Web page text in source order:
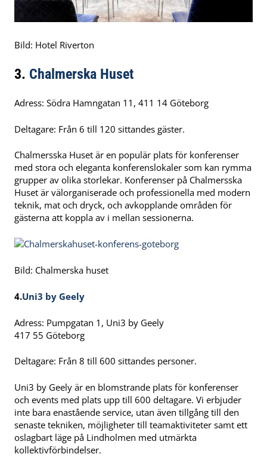
Bild: Hotel Riverton
3. Chalmerska Huset
Adress: Södra Hamngatan 11, 411 14 Göteborg
Deltagare: Från 6 till 120 sittandes gäster.
Chalmersska Huset är en populär plats för konferenser
med stora och eleganta konferenslokaler som kan rymma
grupper av olika storlekar. Konferenser på Chalmersska
Huset är välorganiserade och professionella med modern
teknik, mat och dryck, och avkopplande områden för
gästerna att koppla av i mellan sessionerna.
Bild: Chalmerska huset
4.Uni3 by Geely
Adress: Pumpgatan 1, Uni3 by Geely
417 55 Göteborg
Deltagare: Från 8 till 600 sittandes personer.
Uni3 by Geely är en blomstrande plats för konferenser
och events med plats upp till 600 deltagare. Vi erbjuder
inte bara enastående service, utan även tillgång till den
senaste tekniken, möjligheter till teamaktiviteter samt ett
oslagbart läge på Lindholmen med utmärkta
kollektivförbindelser.